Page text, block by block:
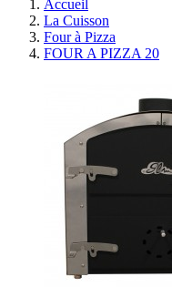
Accueil
La Cuisson
Four à Pizza
FOUR A PIZZA 20